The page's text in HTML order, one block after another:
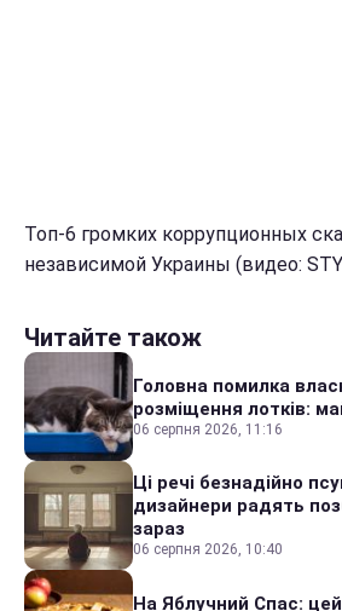
Топ-6 громких коррупционных
независимой Украины (видео:
Читайте також
Головна помилка
розміщення лотків:
06 серпня 2026, 11:16
Ці речі безнадійно
дизайнери радять
зараз
06 серпня 2026, 10:40
На Яблучний Спас: цей